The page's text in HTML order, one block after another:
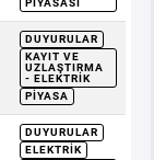
PIYASASI
DUYURULAR
KAYIT VE
UZLAŞTIRMA
- ELEKTRIK
PIYASA
DUYURULAR
ELEKTRIK